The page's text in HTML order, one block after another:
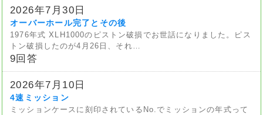
2026年7月30日
オーバーホール完了とその後
1976年式 XLH1000のピストン破損でお世話になりました。ピス
トン破損したのが4月26日、それ…
9回答
2026年7月10日
4速ミッション
ミッションケースに刻印されているNo.でミッションの年式って